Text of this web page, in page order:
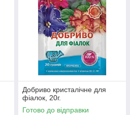
Добриво кристалічне для
фіалок, 20г.
Готово до відправки